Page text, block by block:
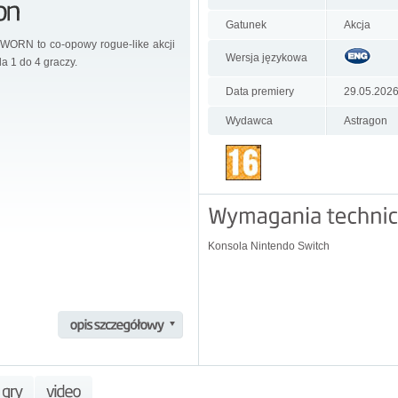
to co-opowy rogue-like akcji
1 do 4 graczy.
Gatunek Akcja
Wersja językowa
Data premiery 29.05.2026
Wydawca Astragon
Konsola Nintendo Switch